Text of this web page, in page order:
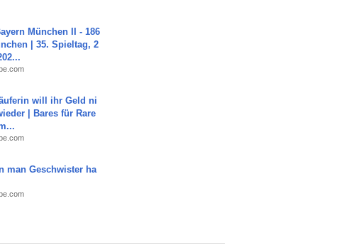
München II - 186
| 35. Spieltag, 2
will ihr Geld ni
| Bares für Rare
man Geschwister ha